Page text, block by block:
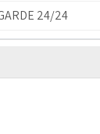
24/24